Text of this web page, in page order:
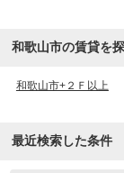
和歌山市の賃貸を
和歌山市+２Ｆ以上
最近検索した条件